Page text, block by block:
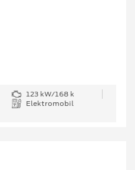
123 kW/168 k
Elektromobil